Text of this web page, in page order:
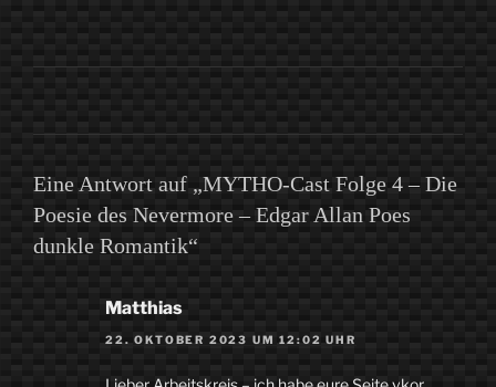
Eine Antwort auf „MYTHO-Cast Folge 4 – Die
Poesie des Nevermore – Edgar Allan Poes
dunkle Romantik“
Matthias
22. OKTOBER 2023 UM 12:02 UHR